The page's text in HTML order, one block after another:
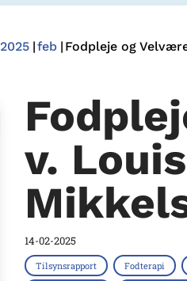
2025 feb Fodpleje og
v.
14-02-2025
Tilsynsrapport Fodterapi